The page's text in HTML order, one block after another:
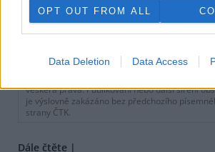
OPT OUT FROM ALL
Data Deletion Data Access
veškerá práva. Publikování nebo další šíření
je výslovně zakázáno bez předchozího
strany ČTK.
Dále čtěte |